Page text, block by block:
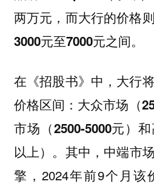
两万元，而大行的价格
3000元至7000元之间。
在《招股书》中，大行
价格区间： 大众市场（
市场（2500-5000元）
以上）。 其中，中端市
擎，2024年前9个月该